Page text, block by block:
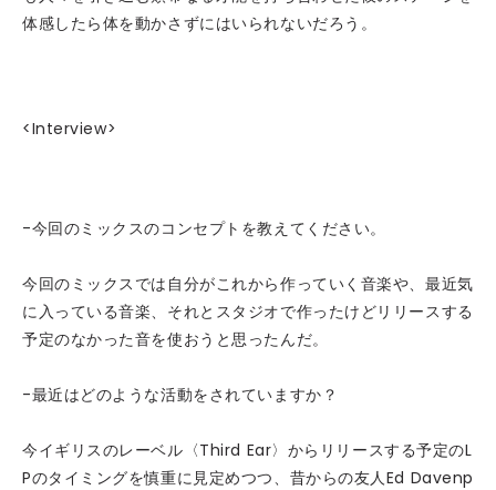
体感したら体を動かさずにはいられないだろう。
<Interview>
-今回のミックスのコンセプトを教えてください。
今回のミックスでは自分がこれから作っていく音楽や、最近気
に入っている音楽、それとスタジオで作ったけどリリースする
予定のなかった音を使おうと思ったんだ。
-最近はどのような活動をされていますか？
今イギリスのレーベル〈Third Ear〉からリリースする予定のL
Pのタイミングを慎重に見定めつつ、昔からの友人Ed Davenp